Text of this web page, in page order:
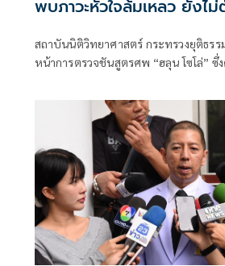
พบภาวะหัวใจล้มเหลว ยังไม่
สถาบันนิติวิทยาศาสตร์ กระทรวงยุติธรร
หน้าการตรวจชันสูตรศพ “ฮลุน โซโล่” ซึ่ง
การให้บริการทางนิติวิทยาศาสตร์ พ.ศ.
เชี่ยวชาญด้านนิติเวชศาสตร์ พยาธิวิทยา
ดำเนินการตรวจชันสูตรเสร็จสิ้นแล้ว